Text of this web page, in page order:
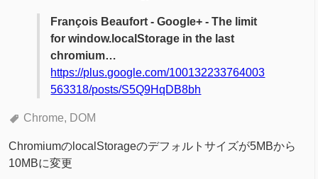
François Beaufort - Google+ - The limit
for window.localStorage in the last
chromium…
https://plus.google.com/100132233764003
563318/posts/S5Q9HqDB8bh
Chrome DOM
ChromiumのlocalStorageのデフォルトサイズが5MBから
10MBに変更